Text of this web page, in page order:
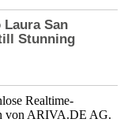
Realtime-
vonARIVA.DE AG.